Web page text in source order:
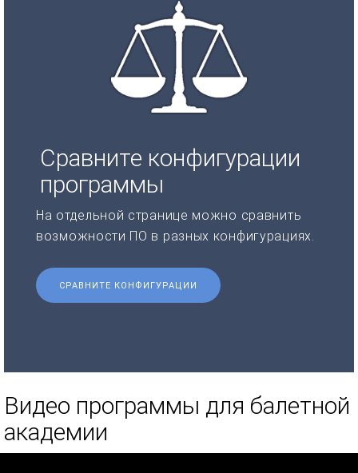
Сравните конфигурации
программы
На отдельной странице можно сравнить
возможности ПО в разных конфигурациях.
СРАВНИТЕ КОНФИГУРАЦИИ
Видео программы для балетной
академии